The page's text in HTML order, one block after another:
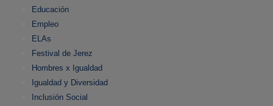
Educación
Empleo
ELAs
Festival de Jerez
Hombres x Igualdad
Igualdad y Diversidad
Inclusión Social